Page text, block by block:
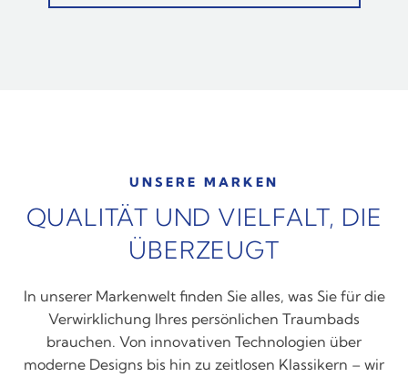
UNSERE MARKEN
QUALITÄT UND VIELFALT, DIE
ÜBERZEUGT
In unserer Markenwelt finden Sie alles, was Sie für die
Verwirklichung Ihres persönlichen Traumbads
brauchen. Von innovativen Technologien über
moderne Designs bis hin zu zeitlosen Klassikern – wir